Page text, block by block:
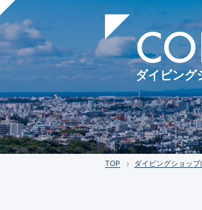
ダイビング
TOP ダイビングショッ